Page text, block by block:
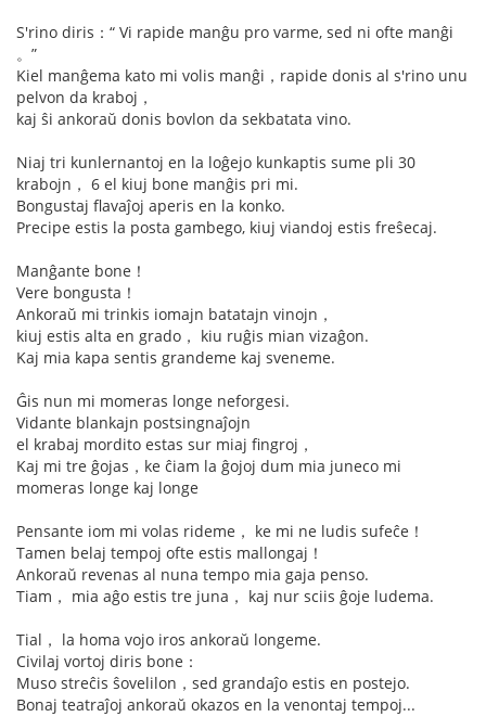
S'rino diris：“ Vi rapide manĝu pro varme, sed ni ofte manĝi
。”
Kiel manĝema kato mi volis manĝi，rapide donis al s'rino unu
pelvon da kraboj，
kaj ŝi ankoraŭ donis bovlon da sekbatata vino.
Niaj tri kunlernantoj en la loĝejo kunkaptis sume pli 30
krabojn， 6 el kiuj bone manĝis pri mi.
Bongustaj flavaĵoj aperis en la konko.
Precipe estis la posta gambego, kiuj viandoj estis freŝecaj.
Manĝante bone！
Vere bongusta！
Ankoraŭ mi trinkis iomajn batatajn vinojn，
kiuj estis alta en grado， kiu ruĝis mian vizaĝon.
Kaj mia kapa sentis grandeme kaj sveneme.
Ĝis nun mi momeras longe neforgesi.
Vidante blankajn postsingnaĵojn
el krabaj mordito estas sur miaj fingroj，
Kaj mi tre ĝojas，ke ĉiam la ĝojoj dum mia juneco mi
momeras longe kaj longe
Pensante iom mi volas rideme， ke mi ne ludis sufeĉe！
Tamen belaj tempoj ofte estis mallongaj！
Ankoraŭ revenas al nuna tempo mia gaja penso.
Tiam， mia aĝo estis tre juna， kaj nur sciis ĝoje ludema.
Tial， la homa vojo iros ankoraŭ longeme.
Civilaj vortoj diris bone：
Muso streĉis ŝovelilon，sed grandaĵo estis en postejo.
Bonaj teatraĵoj ankoraŭ okazos en la venontaj tempoj...